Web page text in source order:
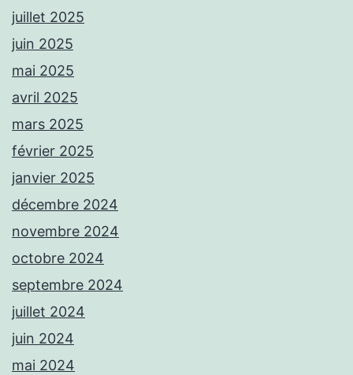
juillet 2025
juin 2025
mai 2025
avril 2025
mars 2025
février 2025
janvier 2025
décembre 2024
novembre 2024
octobre 2024
septembre 2024
juillet 2024
juin 2024
mai 2024